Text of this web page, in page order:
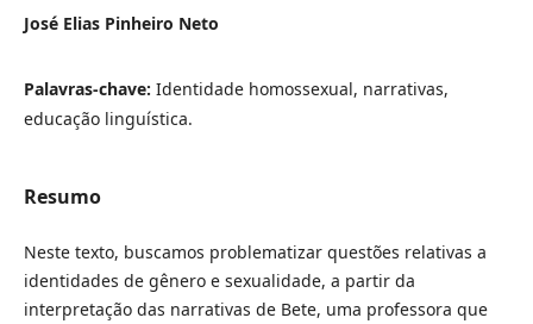
José Elias Pinheiro Neto
Palavras-chave: Identidade homossexual, narrativas,
educação linguística.
Resumo
Neste texto, buscamos problematizar questões relativas a
identidades de gênero e sexualidade, a partir da
interpretação das narrativas de Bete, uma professora que